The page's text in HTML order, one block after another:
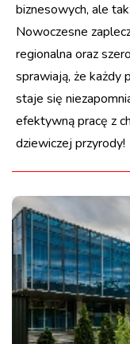
biznesowych, ale
Nowoczesne
regionalna oraz
sprawiają, że
staje się
efektywną pracę z
dziewiczej przyrody!